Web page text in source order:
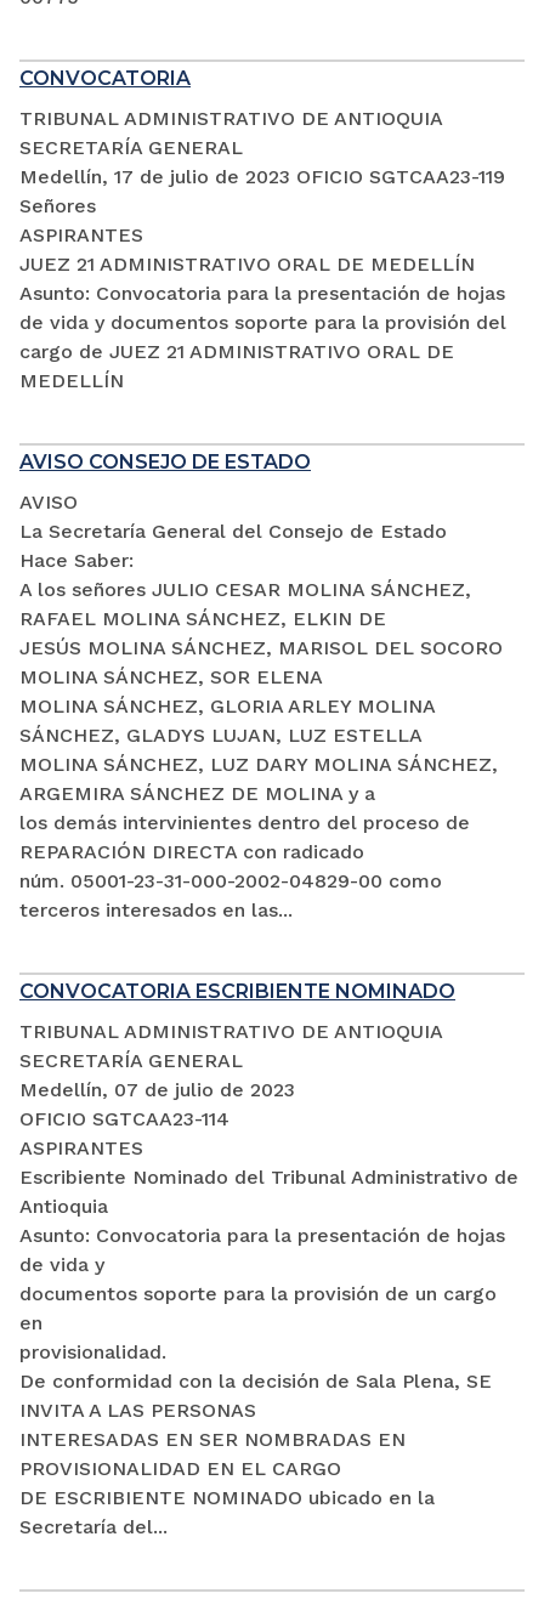
CONVOCATORIA
TRIBUNAL ADMINISTRATIVO DE ANTIOQUIA
SECRETARÍA GENERAL
Medellín, 17 de julio de 2023 OFICIO SGTCAA23-119
Señores
ASPIRANTES
JUEZ 21 ADMINISTRATIVO ORAL DE MEDELLÍN
Asunto: Convocatoria para la presentación de hojas
de vida y documentos soporte para la provisión del
cargo de JUEZ 21 ADMINISTRATIVO ORAL DE
MEDELLÍN
AVISO CONSEJO DE ESTADO
AVISO
La Secretaría General del Consejo de Estado
Hace Saber:
A los señores JULIO CESAR MOLINA SÁNCHEZ,
RAFAEL MOLINA SÁNCHEZ, ELKIN DE
JESÚS MOLINA SÁNCHEZ, MARISOL DEL SOCORO
MOLINA SÁNCHEZ, SOR ELENA
MOLINA SÁNCHEZ, GLORIA ARLEY MOLINA
SÁNCHEZ, GLADYS LUJAN, LUZ ESTELLA
MOLINA SÁNCHEZ, LUZ DARY MOLINA SÁNCHEZ,
ARGEMIRA SÁNCHEZ DE MOLINA y a
los demás intervinientes dentro del proceso de
REPARACIÓN DIRECTA con radicado
núm. 05001-23-31-000-2002-04829-00 como
terceros interesados en las...
CONVOCATORIA ESCRIBIENTE NOMINADO
TRIBUNAL ADMINISTRATIVO DE ANTIOQUIA
SECRETARÍA GENERAL
Medellín, 07 de julio de 2023
OFICIO SGTCAA23-114
ASPIRANTES
Escribiente Nominado del Tribunal Administrativo de
Antioquia
Asunto: Convocatoria para la presentación de hojas
de vida y
documentos soporte para la provisión de un cargo
en
provisionalidad.
De conformidad con la decisión de Sala Plena, SE
INVITA A LAS PERSONAS
INTERESADAS EN SER NOMBRADAS EN
PROVISIONALIDAD EN EL CARGO
DE ESCRIBIENTE NOMINADO ubicado en la
Secretaría del...